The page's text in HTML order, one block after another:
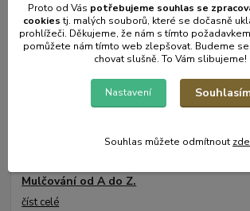
Mulčování od A do Z.
číst celé
Proto od Vás potřebujeme souhlas se
cookiestj. malých souborů, které se dočasně
prohlížeči. Děkujeme, že nám s tímto
pomůžete nám tímto web zlepšovat. Budeme se
chovat slušně. To Vám slibujeme!
Nastavení
Souhlas můžete odmítnout zde